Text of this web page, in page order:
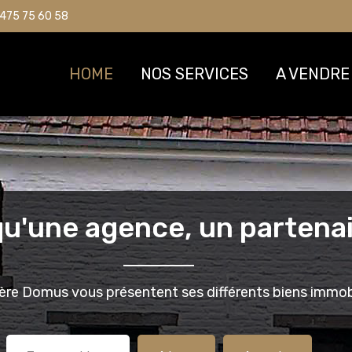
75 60 58
HOME NOS SERVICES A VENDRE
75 60 58
HOME NOS SERVICES A VENDRE
agence, un
Domus vous présentent ses différents biens